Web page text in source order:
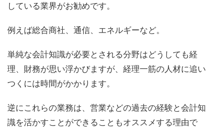
している業界がお勧めです。
例えば総合商社、通信、エネルギーなど。
単純な会計知識が必要とされる分野はどうしても経
理、財務が思い浮かびますが、経理一筋の人材に追い
つくには時間がかかります。
逆にこれらの業務は、営業などの過去の経験と会計知
識を活かすことができることもオススメする理由で